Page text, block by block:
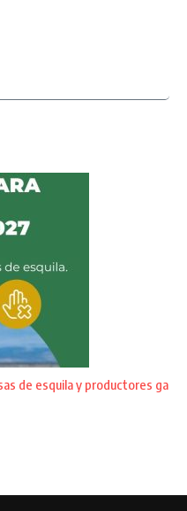
de esquila y productores ga